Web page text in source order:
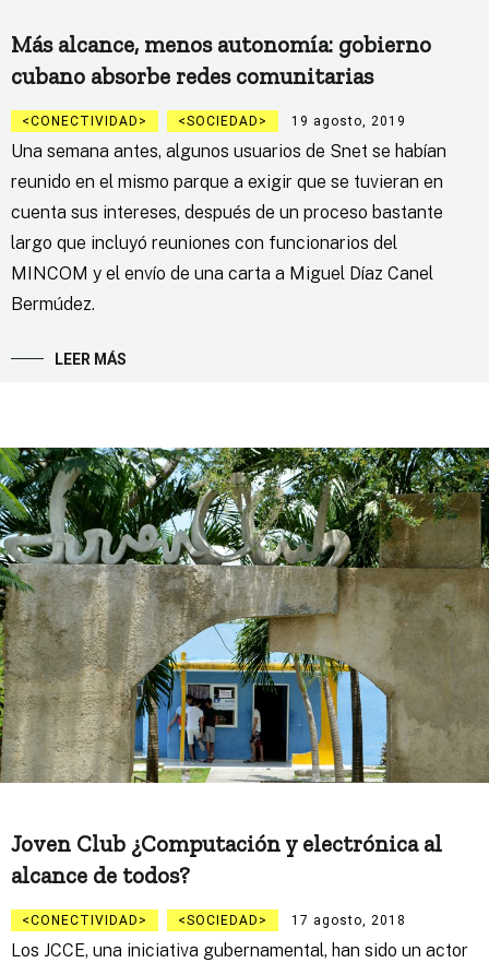
Más alcance, menos autonomía: gobierno
cubano absorbe redes comunitarias
CONECTIVIDAD SOCIEDAD 19 agosto, 2019
Una semana antes, algunos usuarios de Snet se habían
reunido en el mismo parque a exigir que se tuvieran en
cuenta sus intereses, después de un proceso bastante
largo que incluyó reuniones con funcionarios del
MINCOM y el envío de una carta a Miguel Díaz Canel
Bermúdez.
LEER MÁS
Joven Club ¿Computación y electrónica al
alcance de todos?
CONECTIVIDAD SOCIEDAD 17 agosto, 2018
Los JCCE, una iniciativa gubernamental, han sido un actor